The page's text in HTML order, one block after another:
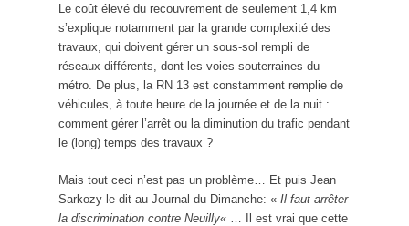
Le coût élevé du recouvrement de seulement 1,4 km
s’explique notamment par la grande complexité des
travaux, qui doivent gérer un sous-sol rempli de
réseaux différents, dont les voies souterraines du
métro. De plus, la RN 13 est constamment remplie de
véhicules, à toute heure de la journée et de la nuit :
comment gérer l’arrêt ou la diminution du trafic pendant
le (long) temps des travaux ?
Mais tout ceci n’est pas un problème… Et puis Jean
Sarkozy le dit au Journal du Dimanche: « Il faut arrêter
la discrimination contre Neuilly« … Il est vrai que cette